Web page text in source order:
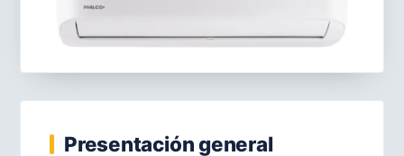
Presentación general